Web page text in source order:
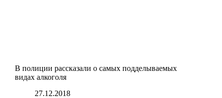
В полиции рассказали о самых подделываемых
видах алкоголя
27.12.2018